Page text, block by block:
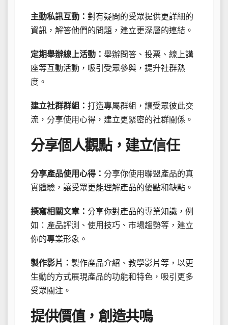
主動私訊互動： 對有疑問的受眾提供更詳細的
資訊，解答他們的問題，建立更深層的連結。
定期舉辦線上活動： 舉辦問答、投票、線上講
座等互動活動，吸引受眾參與，提升社群熱
度。
建立社群群組： 打造專屬群組，讓受眾彼此交
流，分享使用心得，建立更緊密的社群關係。
分享個人觀點，建立信任
分享產品使用心得： 分享你使用聯盟產品的真
實體驗，讓受眾更能理解產品的優點和缺點。
撰寫相關文章： 分享你對產品的專業知識，例
如：產品評測、使用技巧、市場趨勢等，建立
你的專業形象。
製作影片： 製作產品介紹、教學影片等，以更
生動的方式展現產品的功能和特色，吸引更多
受眾關注。
提供價值，創造共鳴